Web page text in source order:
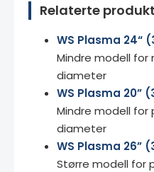
Relaterte
WS Plasma 24“
Mindre modell for
diameter
WS Plasma 20”
Mindre modell for
diameter
WS Plasma 26”
Større modell for